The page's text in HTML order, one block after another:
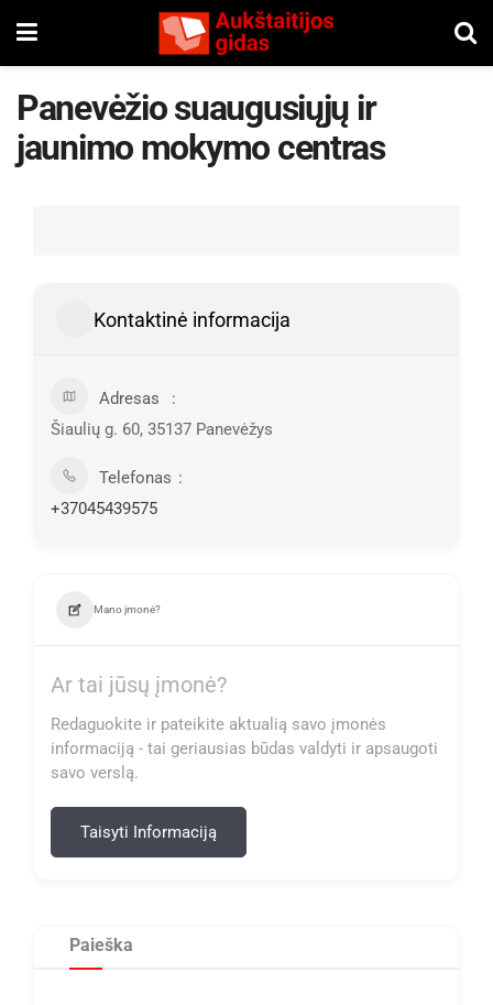
Panevėžio suaugusiųjų ir
jaunimo mokymo centras
Kontaktinė informacija
Adresas
Šiaulių g. 60, 35137 Panevėžys
Telefonas
+37045439575
Mano įmonė?
Ar tai jūsų įmonė?
Redaguokite ir pateikite aktualią savo įmonės
informaciją - tai geriausias būdas valdyti ir apsaugoti
savo verslą.
Taisyti Informaciją
Paieška